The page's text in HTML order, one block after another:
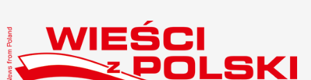
to
content